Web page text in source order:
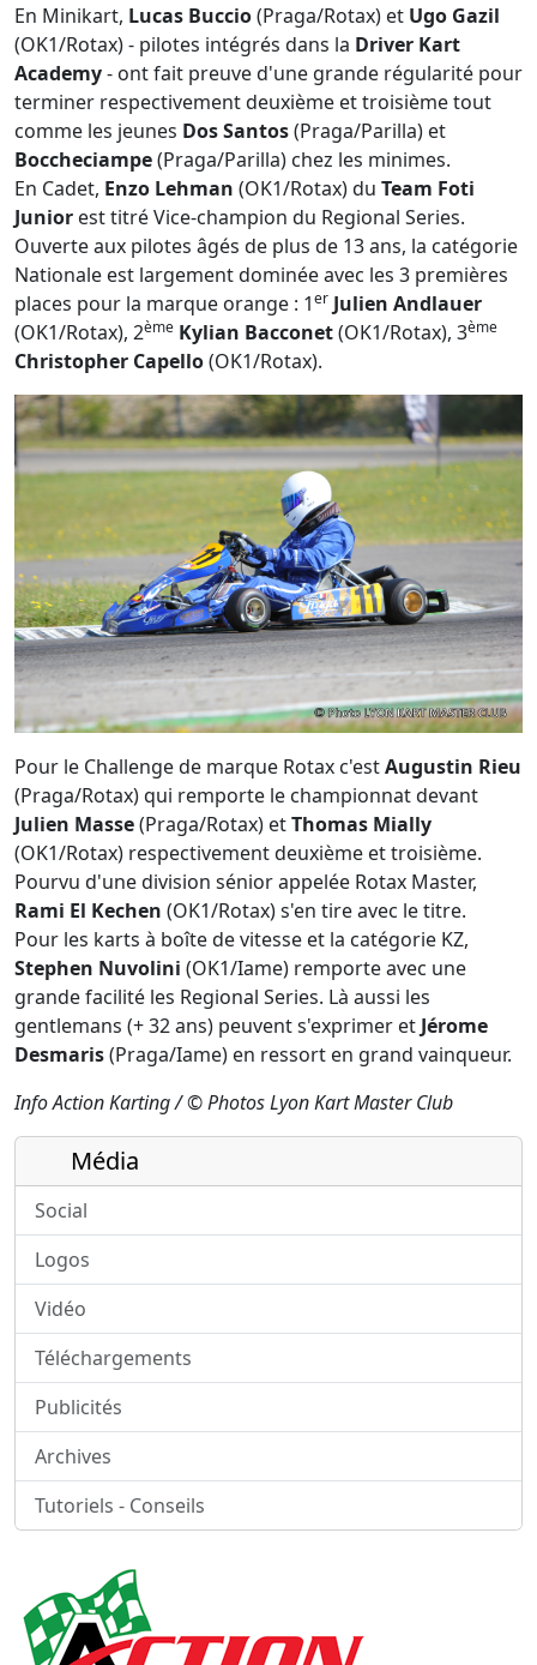
En Minikart, Lucas Buccio(Praga/Rotax) et Ugo Gazil
(OK1/Rotax) - pilotes intégrés dans la Driver Kart
Academy- ont fait preuve d'une grande régularité pour
terminer respectivement deuxième et troisième tout
comme les jeunes Dos Santos(Praga/Parilla) et
Boccheciampe(Praga/Parilla) chez les minimes.
En Cadet, Enzo Lehman (OK1/Rotax) du Team Foti
Junior est titré Vice-champion du Regional Series.
Ouverte aux pilotes âgés de plus de 13 ans, la catégorie
Nationale est largement dominée avec les 3 premières
places pour la marque orange : 1er Julien Andlauer
(OK1/Rotax), 2ème Kylian Bacconet(OK1/Rotax), 3ème
Christopher Capello(OK1/Rotax).
Pour le Challenge de marque Rotax c'estAugustin Rieu
(Praga/Rotax) qui remporte le championnat devant
Julien Masse(Praga/Rotax) etThomas Mially
(OK1/Rotax) respectivement deuxième et troisième.
Pourvu d'une division sénior appelée Rotax Master,
Rami El Kechen (OK1/Rotax) s'en tire avec le titre.
Pour les karts à boîte de vitesse et la catégorie KZ,
Stephen Nuvolini (OK1/Iame) remporte avec une
grande facilité les Regional Series. Là aussi les
gentlemans (+ 32 ans) peuvent s'exprimer et Jérome
Desmaris(Praga/Iame) en ressort en grand vainqueur.
Info Action Karting / © Photos Lyon Kart Master Club
Média
Social
Logos
Vidéo
Téléchargements
Publicités
Archives
Tutoriels - Conseils